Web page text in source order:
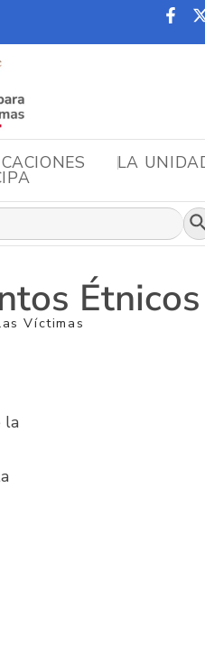
LA
Étnicos
Víctimas
la